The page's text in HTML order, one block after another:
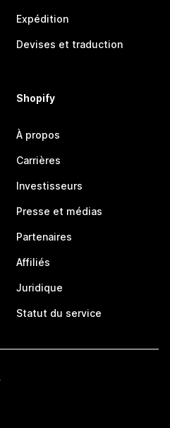
Expédition
Devises et traduction
Shopify
À propos
Carrières
Investisseurs
Presse et médias
Partenaires
Affiliés
Juridique
Statut du service